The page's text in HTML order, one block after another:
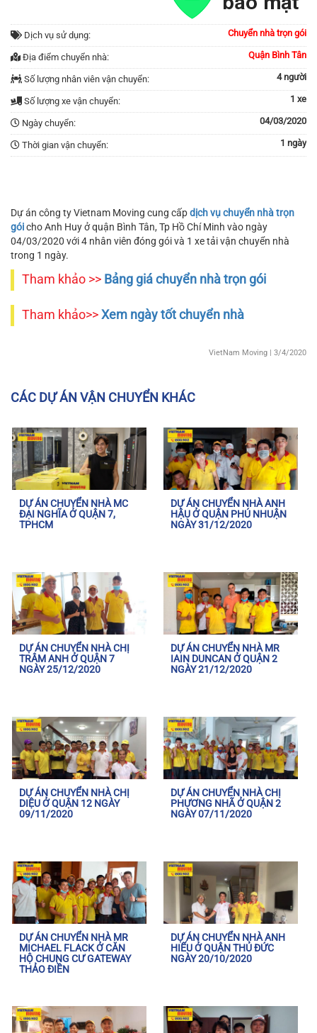
Dịch vụ sử dụng: Chuyển nhà trọn gói
Địa điểm chuyển nhà: Quận Bình Tân
Số lượng nhân viên vận chuyển: 4 người
Số lượng xe vận chuyển: 1 xe
Ngày chuyển: 04/03/2020
Thời gian vận chuyển: 1 ngày
Dự án công ty Vietnam Moving cung cấpdịch vụ chuyển nhà trọn
góicho Anh Huy ở quận Bình Tân, Tp Hồ Chí Minh vào ngày
04/03/2020 với 4 nhân viên đóng gói và 1 xe tải vận chuyển nhà
trong 1 ngày.
Tham khảo >> Bảng giá chuyển nhà trọn gói
Tham khảo>> Xem ngày tốt chuyển nhà
VietNam Moving | 3/4/2020
CÁC DỰ ÁN VẬN CHUYỂN KHÁC
DỰ ÁN CHUYỂN NHÀ MC
ĐẠI NGHĨA Ở QUẬN 7,
TPHCM
DỰ ÁN CHUYỂN NHÀ ANH
HẬU Ở QUẬN PHÚ NHUẬN
NGÀY 31/12/2020
DỰ ÁN CHUYỂN NHÀ CHỊ
TRÂM ANH Ở QUẬN 7
NGÀY 25/12/2020
DỰ ÁN CHUYỂN NHÀ MR
IAIN DUNCAN Ở QUẬN 2
NGÀY 21/12/2020
DỰ ÁN CHUYỂN NHÀ CHỊ
DIỆU Ở QUẬN 12 NGÀY
09/11/2020
DỰ ÁN CHUYỂN NHÀ CHỊ
PHƯƠNG NHÃ Ở QUẬN 2
NGÀY 07/11/2020
DỰ ÁN CHUYỂN NHÀ MR
MICHAEL FLACK Ở CĂN
HỘ CHUNG CƯ GATEWAY
THẢO ĐIỀN
DỰ ÁN CHUYỂN NHÀ ANH
HIẾU Ở QUẬN THỦ ĐỨC
NGÀY 20/10/2020